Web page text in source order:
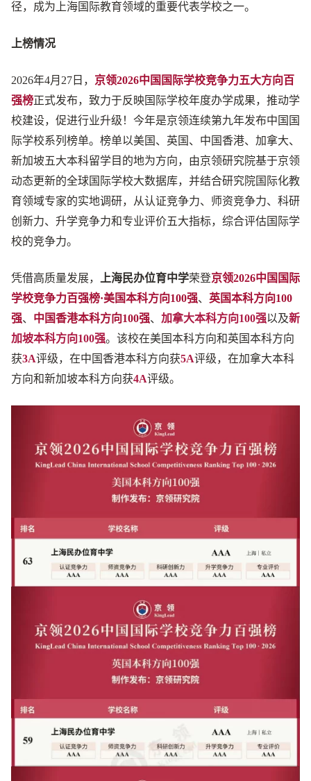
径，成为上海国际教育领域的重要代表学校之一。
上榜情况
2026年4月27日， 京领2026中国国际学校竞争力五大方向百
强榜正式发布，致力于反映国际学校年度办学成果，推动学
校建设，促进行业升级！今年是京领连续第九年发布中国国
际学校系列榜单。榜单以美国、英国、中国香港、加拿大、
新加坡五大本科留学目的地为方向，由京领研究院基于京领
动态更新的全球国际学校大数据库，并结合研究院国际化教
育领域专家的实地调研，从认证竞争力、师资竞争力、科研
创新力、升学竞争力和专业评价五大指标，综合评估国际学
校的竞争力。
凭借高质量发展， 上海民办位育中学荣登京领2026中国国际
学校竞争力百强榜·美国本科方向100强、 英国本科方向100
强、 中国香港本科方向100强、 加拿大本科方向100强以及新
加坡本科方向100强。该校在美国本科方向和英国本科方向
获3A评级，在中国香港本科方向获5A评级，在加拿大本科
方向和新加坡本科方向获4A评级。